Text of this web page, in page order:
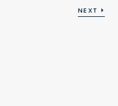
NEXT